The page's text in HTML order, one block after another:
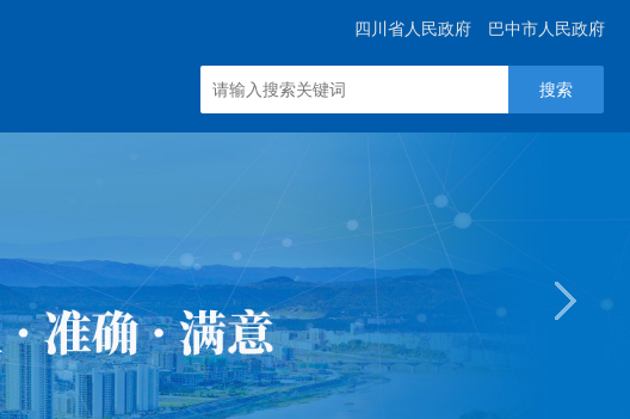
四川省人民政府 巴中市人民政府
搜索